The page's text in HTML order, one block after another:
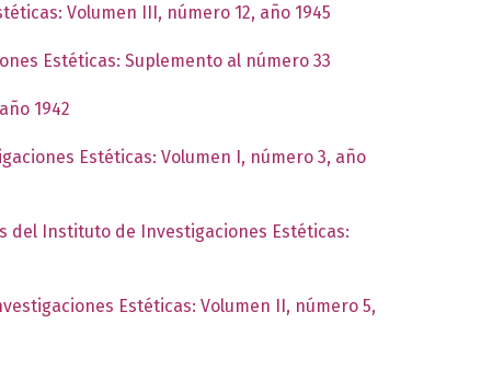
Volumen III, número 12, año 1945
Estéticas: Suplemento al número 33
1942
Estéticas: Volumen I, número 3, año
del Instituto de Investigaciones Estéticas:
Estéticas: Volumen II, número 5,